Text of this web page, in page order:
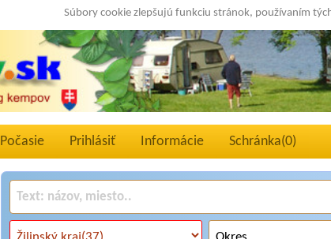
Súbory cookie zlepšujú funkciu stránok, používaním
Počasie Prihlásiť Informácie Schránka(0)